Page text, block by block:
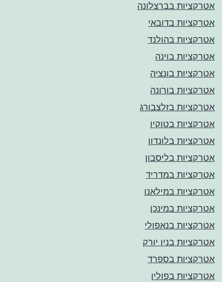
אטרקציות בברצלונה
אטרקציות בדובאי
אטרקציות בהולנד
אטרקציות בוינה
אטרקציות בונציה
אטרקציות בורונה
אטרקציות בזלצבורג
אטרקציות בטוקיו
אטרקציות בלונדון
אטרקציות בליסבון
אטרקציות במדריד
אטרקציות במילאנו
אטרקציות במינכן
אטרקציות בנאפולי
אטרקציות בניו יורק
אטרקציות בספרד
אטרקציות בפולין